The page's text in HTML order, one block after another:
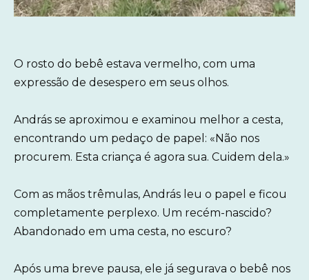
O rosto do bebê estava vermelho, com uma
expressão de desespero em seus olhos.
András se aproximou e examinou melhor a cesta,
encontrando um pedaço de papel: «Não nos
procurem. Esta criança é agora sua. Cuidem dela.»
Com as mãos trêmulas, András leu o papel e ficou
completamente perplexo. Um recém-nascido?
Abandonado em uma cesta, no escuro?
Após uma breve pausa, ele já segurava o bebê nos